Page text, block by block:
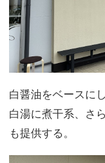
白醤油をベースに
白湯に煮干系、さ
も提供する。